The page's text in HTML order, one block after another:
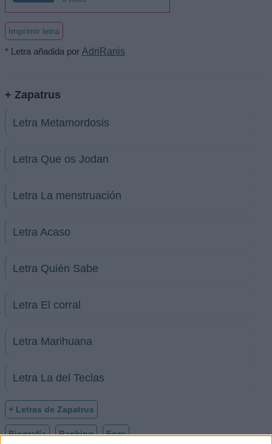
Imprimir letra
* Letra añadida por AdriRanis
+ Zapatrus
Letra Metamordosis
Letra Que os Jodan
Letra La menstruación
Letra Acaso
Letra Quién Sabe
Letra El corral
Letra Marihuana
Letra La del Teclas
+ Letras de Zapatrus
Biografía Ranking Foro